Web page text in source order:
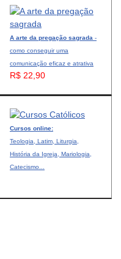
A arte da pregação sagrada -
como conseguir uma
comunicação eficaz e atrativa
R$ 22,90
Cursos online:
Teologia, Latim, Liturgia,
História da Igreja, Mariologia,
Catecismo...